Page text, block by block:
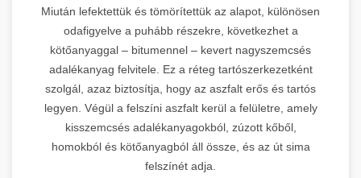
Miután lefektettük és tömörítettük az alapot, különösen
odafigyelve a puhább részekre, következhet a
kötőanyaggal – bitumennel – kevert nagyszemcsés
adalékanyag felvitele. Ez a réteg tartószerkezetként
szolgál, azaz biztosítja, hogy az aszfalt erős és tartós
legyen. Végül a felszíni aszfalt kerül a felületre, amely
kisszemcsés adalékanyagokból, zúzott kőből,
homokból és kötőanyagból áll össze, és az út sima
felszínét adja.